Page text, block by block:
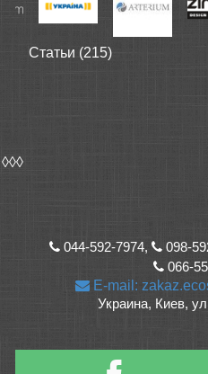
Статьи (215)
◊◊◊
044-592-7974, 098-
066-
E-mail:
Украина, Киев,